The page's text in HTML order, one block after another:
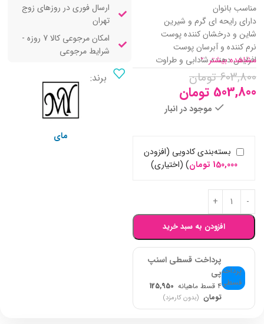
مناسب بانوان
دارای رایحه ای گرم و شیرین
شاین و درخشان کننده پوست
نرم کننده و آبرسان پوست
افزایش دهنده شادابی و طراوت
مشاهده بیشتر
603,800 تومان
503,800 تومان
موجود در انبار
بسته‌بندی کادویی (افزودن
150,000 تومان) (اختیاری)
افزودن به سبد خرید
پرداخت قسطی اسنپ
پی
۴ قسط ماهیانه
125,950
تومان (بدون کارمزد)
ارسال فوری در روزهای زوج
تهران
امکان مرجوعی کالا 7 روزه -
شرایط مرجوعی
برند:
مای